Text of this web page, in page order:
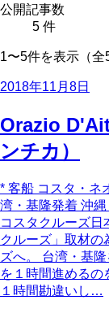
公開記事数
5 件
1〜5件を表示（全
2018年11月8日
Orazio
ンチカ）
* 客船 コスタ・ネ
湾・基隆発着 沖
コスタクルーズ日
クルーズ」取材の
ズへ。 台湾・基
を１時間進めるの
１時間勘違いし…